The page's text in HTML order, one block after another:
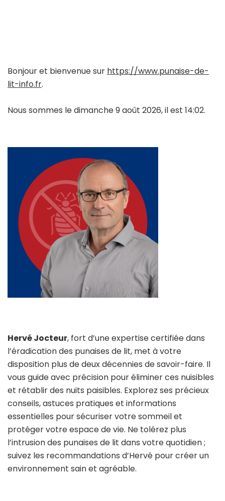
Bonjour et bienvenue sur https://www.punaise-de-
lit-info.fr.
Nous sommes le dimanche 9 août 2026, il est 14:02.
Hervé Jocteur, fort d’une expertise certifiée dans
l’éradication des punaises de lit, met à votre
disposition plus de deux décennies de savoir-faire. Il
vous guide avec précision pour éliminer ces nuisibles
et rétablir des nuits paisibles. Explorez ses précieux
conseils, astuces pratiques et informations
essentielles pour sécuriser votre sommeil et
protéger votre espace de vie. Ne tolérez plus
l’intrusion des punaises de lit dans votre quotidien ;
suivez les recommandations d’Hervé pour créer un
environnement sain et agréable.